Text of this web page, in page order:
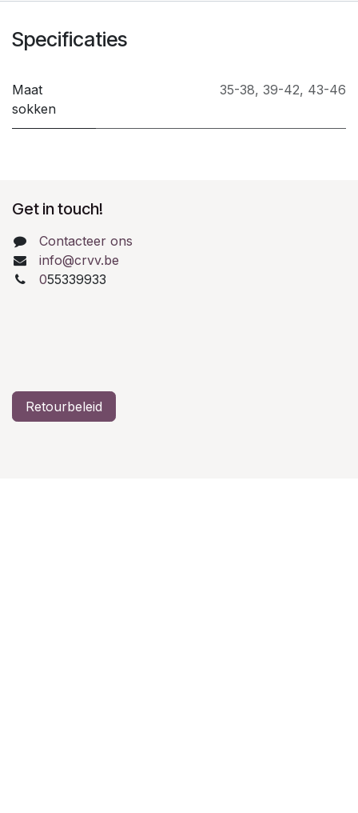
Specificaties
Maat
sokken
35-38, 39-42, 43-46
Get in touch!
Contacteer ons
info@crvv.be
055339933
Retourbeleid